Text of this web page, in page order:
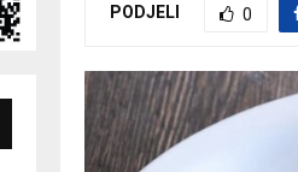
PODJELI 0